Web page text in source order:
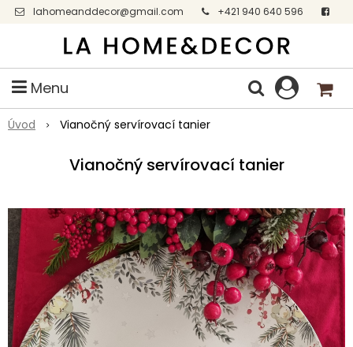
lahomeanddecor@gmail.com
+421 940 640 596
Facebook
Menu
Úvod Vianočný servírovací tanier
Vianočný servírovací tanier